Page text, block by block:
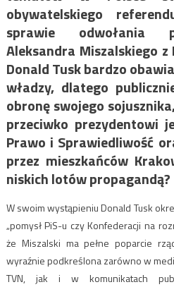
obywatelskiego
sprawie odwołania
Aleksandra Miszalskiego
Donald Tusk bardzo
władzy, dlatego
obronę swojego
przeciwko prezydentowi
Prawo i Sprawiedliwość
przez mieszkańców
niskich lotów propagandą?
W swoim wystąpieniu Donald Tusk
„pomysł PiS-u czy Konfederacji na
że Miszalski ma pełne poparcie
wyraźnie podkreślona zarówno w
TVN, jak i w komunikatach